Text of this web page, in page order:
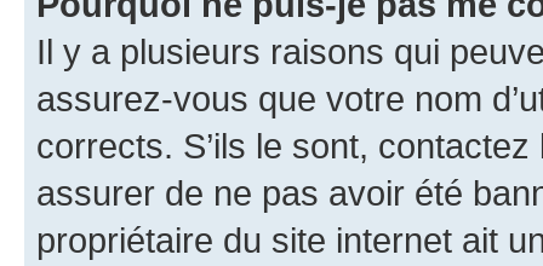
Il y a plusieurs raisons qui
assurez-vous que votre nom
corrects. S’ils le sont,
assurer de ne pas avoir été
propriétaire du site internet ait